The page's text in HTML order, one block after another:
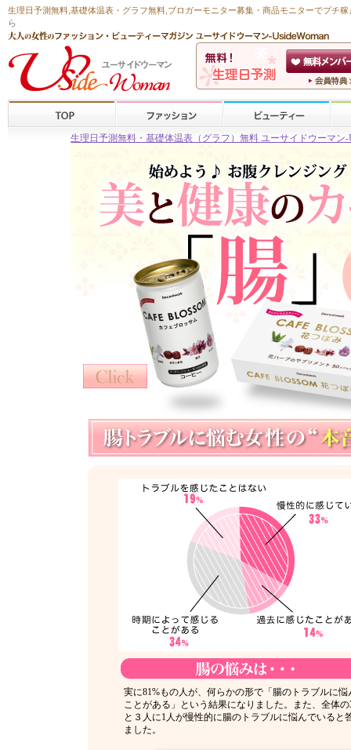
生理日予測無料 基礎体温表・グラフ無料 ,ブロガーモニター募集・商品モニターでプチ稼
ら
生理日予測無料・基礎体温表（グラフ）無料 ユーサイドウーマン-
実に81%もの人が、何らかの形で「腸のトラブルに悩
ことがある」という結果になりました。また、全体の
と３人に1人が慢性的に腸のトラブルに悩んでいると
ました。